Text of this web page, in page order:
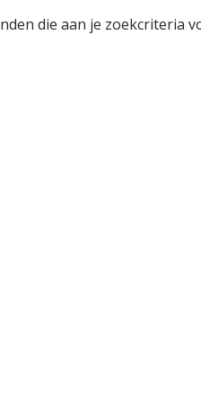
die aan je zoekcriteria